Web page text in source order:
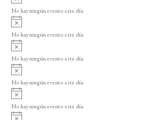
o
v
i
o
No hay ningún evento este día.
A
v
i
o
No hay ningún evento este día.
A
v
i
o
No hay ningún evento este día.
A
v
i
o
No hay ningún evento este día.
A
v
i
No hay ningún evento este día.
A